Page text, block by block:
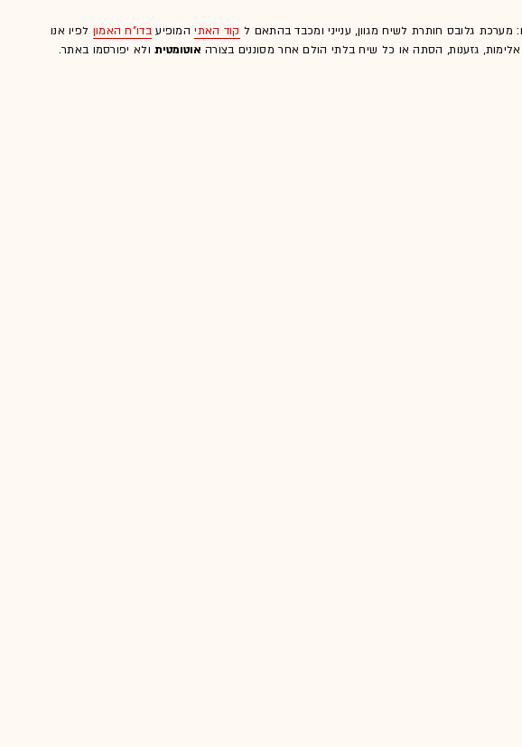
גלובס חותרת לשיח מגוון, ענייני ומכבד בהתאם ל קוד האתיהמופיעבדו"ח האמון לפיו אנו
אלימות, גזענות, הסתה או כל שיח בלתי הולם אחר מסוננים בצורה אוטומטיתולא יפורסמו באתר.